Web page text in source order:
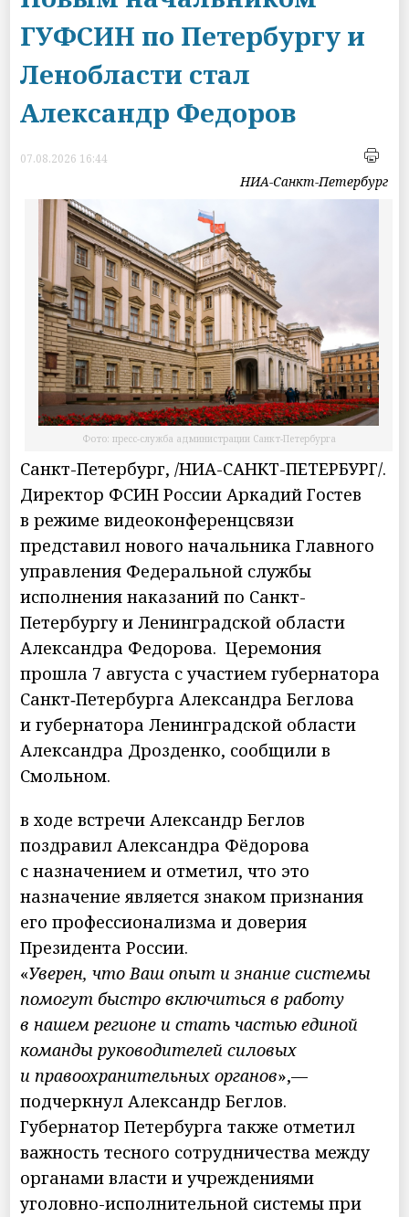
ГУФСИН по Петербургу и
Ленобласти стал
Александр Федоров
07.08.2026 16:44
НИА-Санкт-Петербург
Фото: пресс-служба администрации Санкт-Петербурга
Санкт-Петербург, /НИА-САНКТ-ПЕТЕРБУРГ/.
Директор ФСИН России Аркадий Гостев
в режиме видеоконференцсвязи
представил нового начальника Главного
управления Федеральной службы
исполнения наказаний по Санкт-
Петербургу и Ленинградской области
Александра Федорова. Церемония
прошла 7 августа с участием губернатора
Санкт‑Петербурга Александра Беглова
и губернатора Ленинградской области
Александра Дрозденко, сообщили в
Смольном.
в ходе встречи Александр Беглов
поздравил Александра Фёдорова
с назначением и отметил, что это
назначение является знаком признания
его профессионализма и доверия
Президента России.
«Уверен, что Ваш опыт и знание системы
помогут быстро включиться в работу
в нашем регионе и стать частью единой
команды руководителей силовых
и правоохранительных органов»,—
подчеркнул Александр Беглов.
Губернатор Петербурга также отметил
важность тесного сотрудничества между
органами власти и учреждениями
уголовно-исполнительной системы при